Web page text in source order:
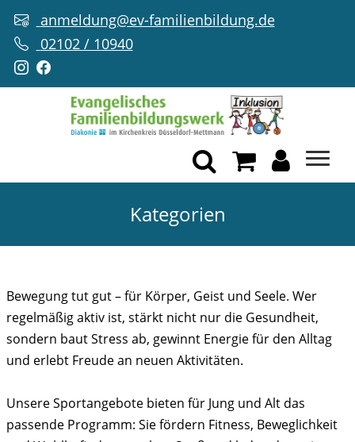
anmeldung@ev-familienbildung.de
02102 / 10940
Kategorien
SPORT
Bewegung tut gut – für Körper, Geist und Seele. Wer
regelmäßig aktiv ist, stärkt nicht nur die Gesundheit,
sondern baut Stress ab, gewinnt Energie für den Alltag
und erlebt Freude an neuen Aktivitäten.
Unsere Sportangebote bieten für Jung und Alt das
passende Programm: Sie fördern Fitness, Beweglichkeit